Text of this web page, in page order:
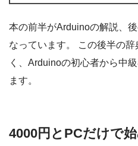
本の前半がArduinoの解説、
なっています。 この後半の
く、Arduinoの初心者から中
ます。
4000円とPCだけで